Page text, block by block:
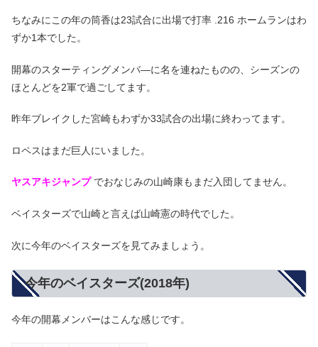
ちなみにこの年の筒香は23試合に出場で打率 .216 ホームランはわ
ずか1本でした。
開幕のスターティングメンバ―に名を連ねたものの、シーズンの
ほとんどを2軍で過ごしてます。
昨年ブレイクした宮崎もわずか33試合の出場に終わってます。
ロペスはまだ巨人にいました。
ヤスアキジャンプ でおなじみの山崎康もまだ入団してません。
ベイスターズで山崎と言えば山崎憲の時代でした。
次に今年のベイスターズを見てみましょう。
今年のベイスターズ(2018年)
今年の開幕メンバーはこんな感じです。